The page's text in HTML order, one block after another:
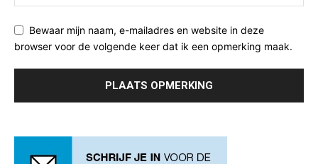
Bewaar mijn naam, e-mailadres en website in deze
browser voor de volgende keer dat ik een opmerking maak.